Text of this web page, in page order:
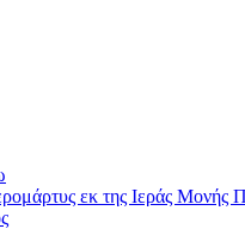
εκ της Ιεράς Μονής